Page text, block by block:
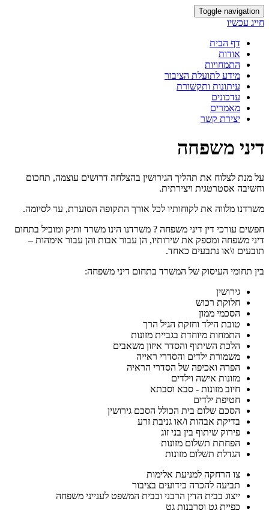
Toggle navigation
חייג עכשיו
דף הבית
אודות
התמחויות
מידע לתועלת הציבור
עיתונות ותקשורת
עדכונים
מאמרים
יצירת קשר
דיני משפחה
על מנת לצלוח את תהליך הגירושין בהצלחה דרושים עוצמה, תחכום
וחשיבה אסטרטגית ויצירתית.
משרדנו מלווה את לקוחותיו לכל אורך התקופה הסוערת, עד לסיומה.
חפשים עורכי דין דיני משפחה ? משרדנו הינו משרד ותיק ומוביל בתחום
דיני משפחה ומספק את שירותיו, הן עבור אבות והן עבור אימהות –
תובעים ו\או נתבעים כאחד.
בין תחומי העיסוק של המשרד בתחום דיני משפחה:
גירושין
חלוקת רכוש
הסכמי ממון
טובת הילד וחזקת הגיל הרך
התמחות מיוחדת בגביית מזונות
הלכת השיתוף והסדר איזון משאבים
משמורת ילדים והסדרי ראייה
הפרה ואכיפה של הסדרי הראיה
מזונות אישה וילדים
חיוב מזונות - סבא וסבתא
חטיפת ילדים
הסכם שלום בית הכולל הסכם גירושין
בדיקת אבהות ו/או גניבת זרע
פירוק שיתוף בין בני זוג
הפחתת תשלום מזונות
הגדלת תשלום מזונות
צו הרחקה למניעת אלימות
תביעה להכרה כידועים בציבור
ייצוג בבית הדין הרבני ובבית המשפט לענייני משפחה
כפיית גט וסרבנות גט